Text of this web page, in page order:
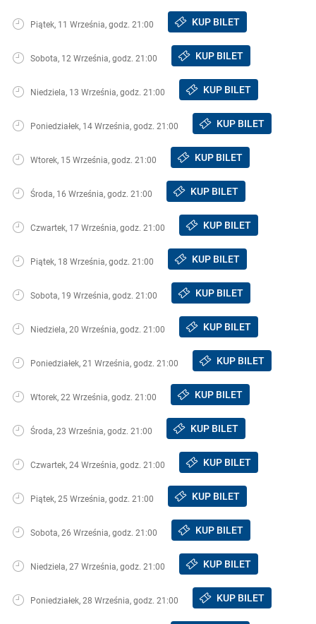
Piątek, 11 Września, godz. 21:00 KUP BILET
Sobota, 12 Września, godz. 21:00 KUP BILET
Niedziela, 13 Września, godz. 21:00 KUP BILET
Poniedziałek, 14 Września, godz. 21:00 KUP BILET
Wtorek, 15 Września, godz. 21:00 KUP BILET
Środa, 16 Września, godz. 21:00 KUP BILET
Czwartek, 17 Września, godz. 21:00 KUP BILET
Piątek, 18 Września, godz. 21:00 KUP BILET
Sobota, 19 Września, godz. 21:00 KUP BILET
Niedziela, 20 Września, godz. 21:00 KUP BILET
Poniedziałek, 21 Września, godz. 21:00 KUP BILET
Wtorek, 22 Września, godz. 21:00 KUP BILET
Środa, 23 Września, godz. 21:00 KUP BILET
Czwartek, 24 Września, godz. 21:00 KUP BILET
Piątek, 25 Września, godz. 21:00 KUP BILET
Sobota, 26 Września, godz. 21:00 KUP BILET
Niedziela, 27 Września, godz. 21:00 KUP BILET
Poniedziałek, 28 Września, godz. 21:00 KUP BILET